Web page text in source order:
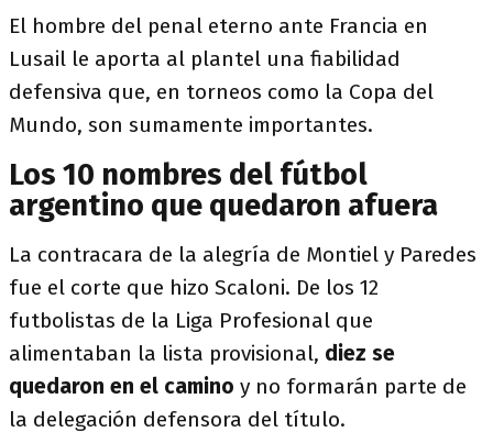
El hombre del penal eterno ante Francia en
Lusail le aporta al plantel una fiabilidad
defensiva que, en torneos como la Copa del
Mundo, son sumamente importantes.
Los 10 nombres del fútbol
argentino que quedaron afuera
La contracara de la alegría de Montiel y Paredes
fue el corte que hizo Scaloni. De los 12
futbolistas de la Liga Profesional que
alimentaban la lista provisional, diez se
quedaron en el camino y no formarán parte de
la delegación defensora del título.